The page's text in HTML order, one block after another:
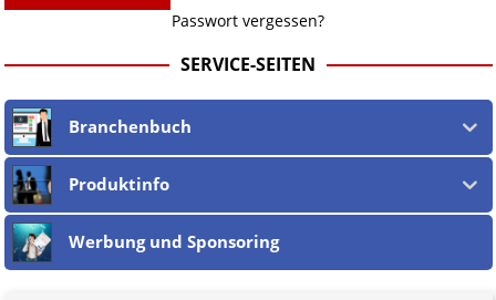
Passwort vergessen?
SERVICE-SEITEN
Branchenbuch
Produktinfo
Werbung und Sponsoring